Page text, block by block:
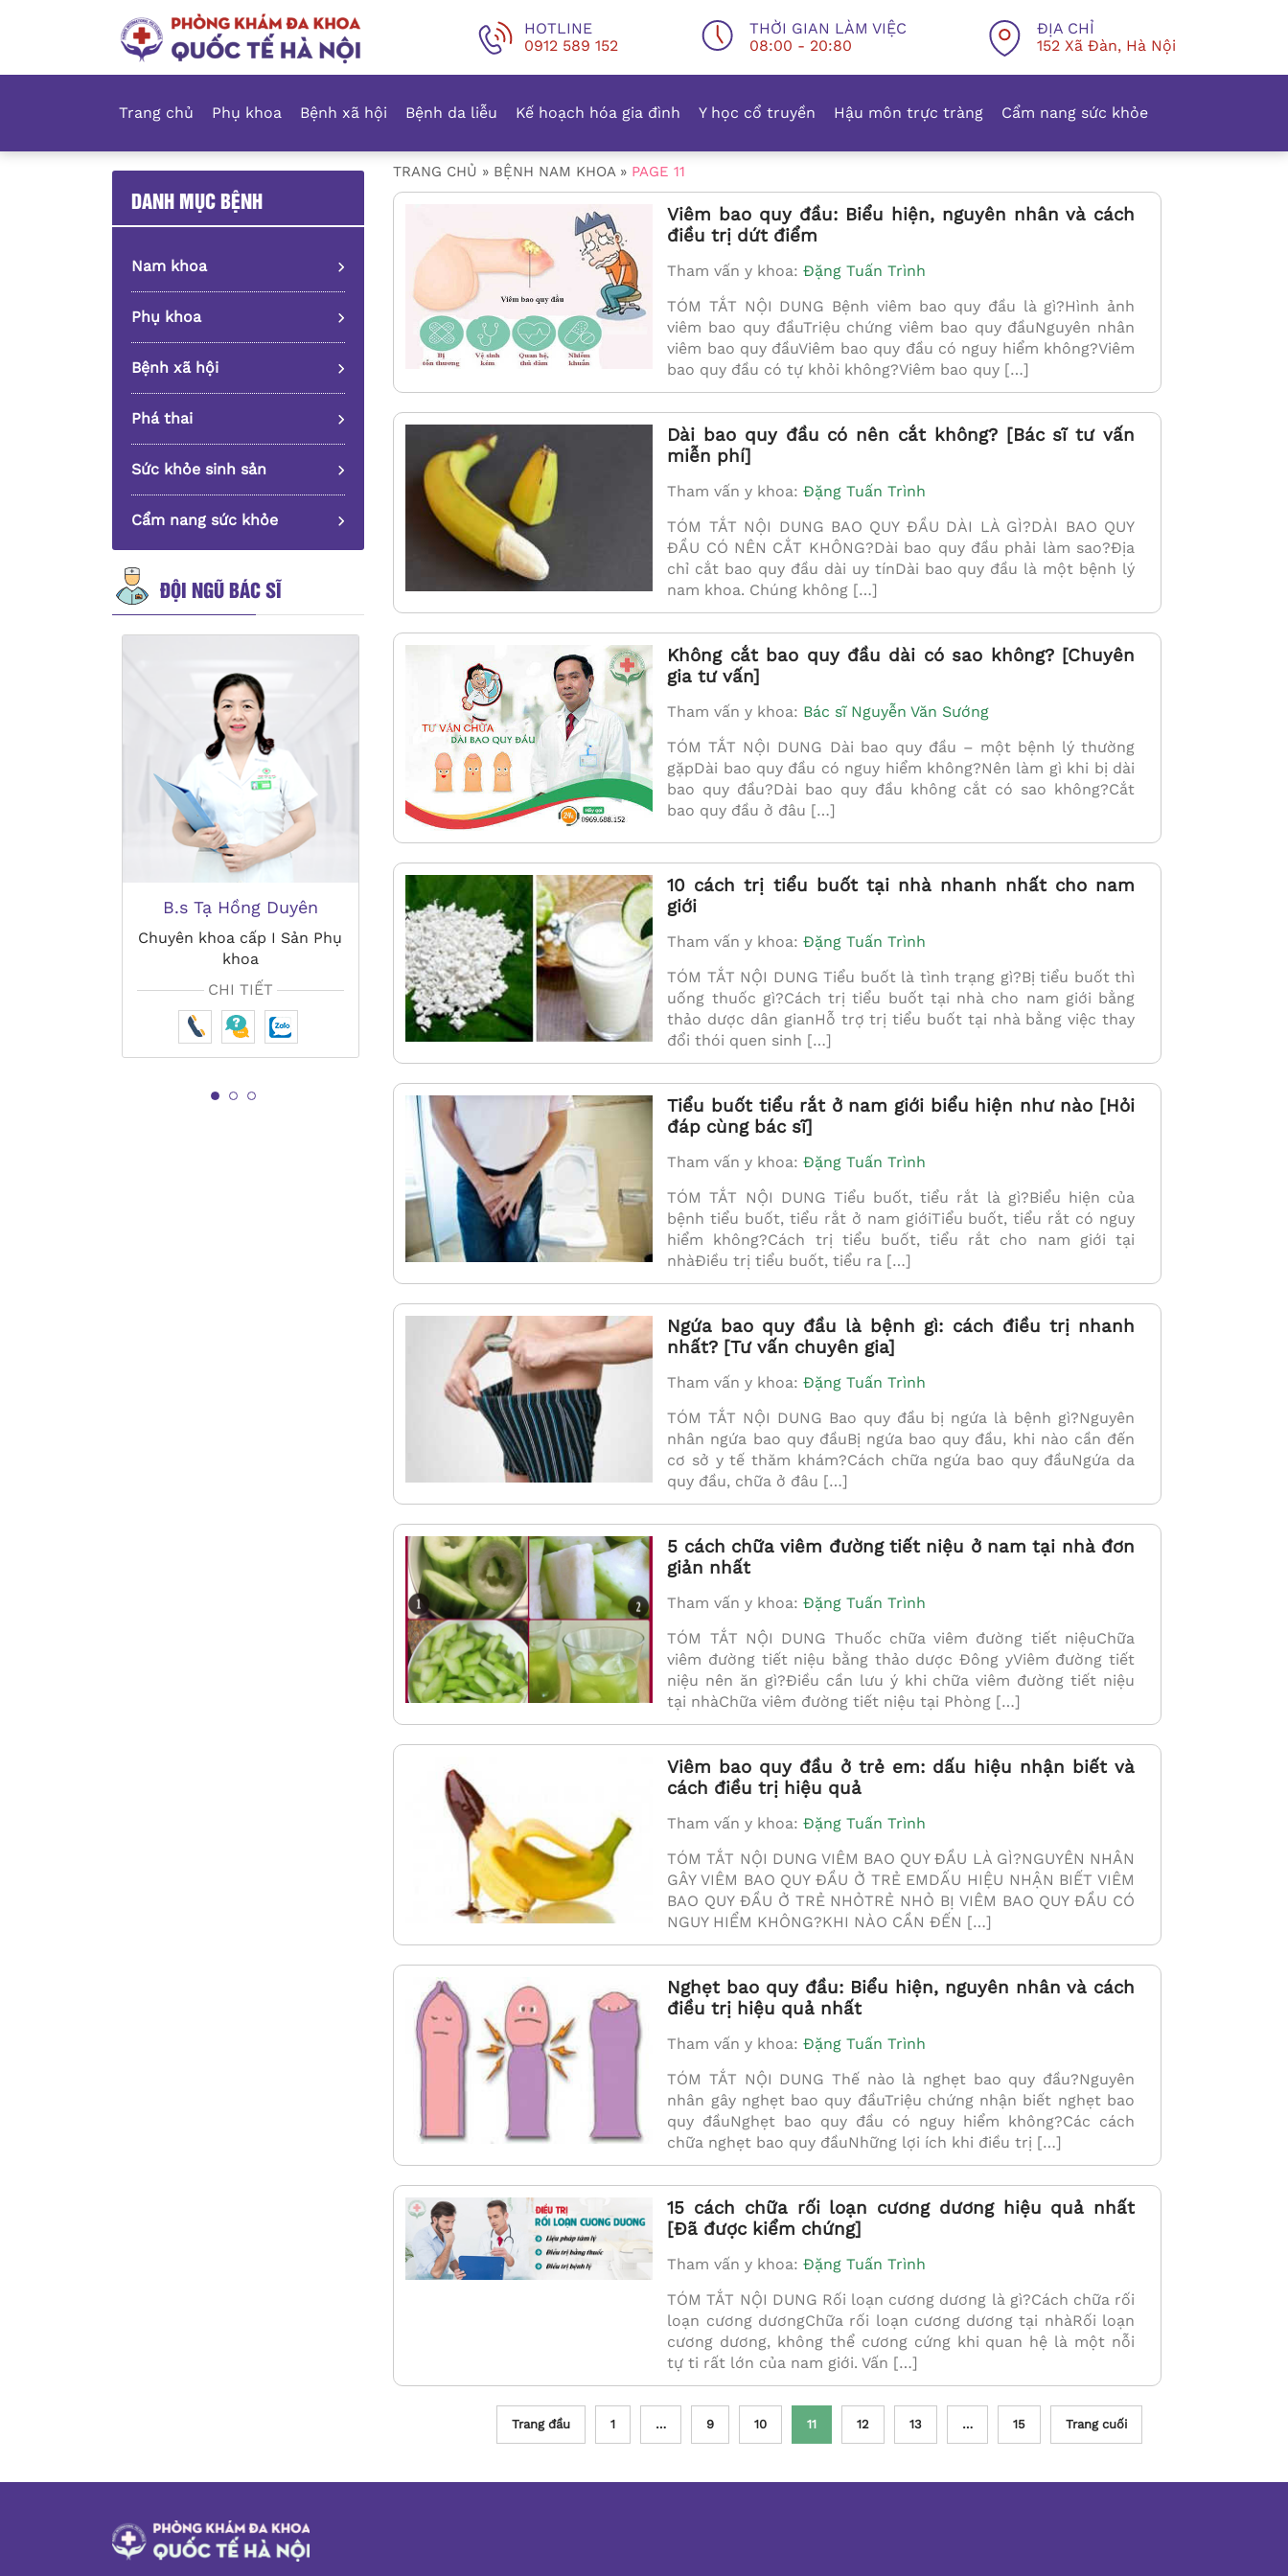
HOTLINE
0912 589 152
THỜI GIAN LÀM VIỆC
08:00 - 20:80
ĐỊA CHỈ
152 Xã Đàn, Hà Nội
Trang chủ Phụ khoa Bệnh xã hội Bệnh da liễu Kế hoạch hóa gia đình Y học cổ truyền Hậu môn trực tràng Cẩm nang sức khỏe
DANH MỤC BỆNH
Nam khoa
Phụ khoa
Bệnh xã hội
Phá thai
Sức khỏe sinh sản
Cẩm nang sức khỏe
ĐỘI NGŨ BÁC SĨ
B.s Tạ Hồng Duyên
Chuyên khoa cấp I Sản Phụ
CHI TIẾT
Bs. Nguyễn Thị Phương
Loan
Chuyên khoa cấp I Sản Phụ
khoa
CHI TIẾT
Bs. Bùi Thị Hường
Chuyên khoa cấp I Sản Phụ
CHI TIẾT
Chuyên khoa cấp I Sản Phụ
CHI TIẾT
TRANG CHỦ » BỆNH NAM KHOA» PAGE 11
Viêm bao quy đầu: Biểu hiện, nguyên nhân và cách
điều trị dứt điểm
Tham vấn y khoa:Đặng Tuấn Trình
TÓM TẮT NỘI DUNG Bệnh viêm bao quy đầu là gì?Hình ảnh
viêm bao quy đầuTriệu chứng viêm bao quy đầuNguyên nhân
viêm bao quy đầuViêm bao quy đầu có nguy hiểm không?Viêm
bao quy đầu có tự khỏi không?Viêm bao quy […]
Dài bao quy đầu có nên cắt không? [Bác sĩ tư vấn
miễn phí]
Tham vấn y khoa:Đặng Tuấn Trình
TÓM TẮT NỘI DUNG BAO QUY ĐẦU DÀI LÀ GÌ?DÀI BAO QUY
ĐẦU CÓ NÊN CẮT KHÔNG?Dài bao quy đầu phải làm sao?Địa
chỉ cắt bao quy đầu dài uy tínDài bao quy đầu là một bệnh lý
nam khoa. Chúng không […]
Không cắt bao quy đầu dài có sao không? [Chuyên
gia tư vấn]
Tham vấn y khoa: Bác sĩ Nguyễn Văn Sướng
TÓM TẮT NỘI DUNG Dài bao quy đầu – một bệnh lý thường
gặpDài bao quy đầu có nguy hiểm không?Nên làm gì khi bị dài
bao quy đầu?Dài bao quy đầu không cắt có sao không?Cắt
bao quy đầu ở đâu […]
10 cách trị tiểu buốt tại nhà nhanh nhất cho nam
giới
Tham vấn y khoa:Đặng Tuấn Trình
TÓM TẮT NỘI DUNG Tiểu buốt là tình trạng gì?Bị tiểu buốt thì
uống thuốc gì?Cách trị tiểu buốt tại nhà cho nam giới bằng
thảo dược dân gianHỗ trợ trị tiểu buốt tại nhà bằng việc thay
đổi thói quen sinh […]
Tiểu buốt tiểu rắt ở nam giới biểu hiện như nào [Hỏi
đáp cùng bác sĩ]
Tham vấn y khoa:Đặng Tuấn Trình
TÓM TẮT NỘI DUNG Tiểu buốt, tiểu rắt là gì?Biểu hiện của
bệnh tiểu buốt, tiểu rắt ở nam giớiTiểu buốt, tiểu rắt có nguy
hiểm không?Cách trị tiểu buốt, tiểu rắt cho nam giới tại
nhàĐiều trị tiểu buốt, tiểu ra […]
Ngứa bao quy đầu là bệnh gì: cách điều trị nhanh
nhất? [Tư vấn chuyên gia]
Tham vấn y khoa:Đặng Tuấn Trình
TÓM TẮT NỘI DUNG Bao quy đầu bị ngứa là bệnh gì?Nguyên
nhân ngứa bao quy đầuBị ngứa bao quy đầu, khi nào cần đến
cơ sở y tế thăm khám?Cách chữa ngứa bao quy đầuNgứa da
quy đầu, chữa ở đâu […]
5 cách chữa viêm đường tiết niệu ở nam tại nhà đơn
giản nhất
Tham vấn y khoa:Đặng Tuấn Trình
TÓM TẮT NỘI DUNG Thuốc chữa viêm đường tiết niệuChữa
viêm đường tiết niệu bằng thảo dược Đông yViêm đường tiết
niệu nên ăn gì?Điều cần lưu ý khi chữa viêm đường tiết niệu
tại nhàChữa viêm đường tiết niệu tại Phòng […]
Viêm bao quy đầu ở trẻ em: dấu hiệu nhận biết và
cách điều trị hiệu quả
Tham vấn y khoa:Đặng Tuấn Trình
TÓM TẮT NỘI DUNG VIÊM BAO QUY ĐẦU LÀ GÌ?NGUYÊN NHÂN
GÂY VIÊM BAO QUY ĐẦU Ở TRẺ EMDẤU HIỆU NHẬN BIẾT VIÊM
BAO QUY ĐẦU Ở TRẺ NHỎTRẺ NHỎ BỊ VIÊM BAO QUY ĐẦU CÓ
NGUY HIỂM KHÔNG?KHI NÀO CẦN ĐẾN […]
Nghẹt bao quy đầu: Biểu hiện, nguyên nhân và cách
điều trị hiệu quả nhất
Tham vấn y khoa:Đặng Tuấn Trình
TÓM TẮT NỘI DUNG Thế nào là nghẹt bao quy đầu?Nguyên
nhân gây nghẹt bao quy đầuTriệu chứng nhận biết nghẹt bao
quy đầuNghẹt bao quy đầu có nguy hiểm không?Các cách
chữa nghẹt bao quy đầuNhững lợi ích khi điều trị […]
15 cách chữa rối loạn cương dương hiệu quả nhất
[Đã được kiểm chứng]
Tham vấn y khoa:Đặng Tuấn Trình
TÓM TẮT NỘI DUNG Rối loạn cương dương là gì?Cách chữa rối
loạn cương dươngChữa rối loạn cương dương tại nhàRối loạn
cương dương, không thể cương cứng khi quan hệ là một nỗi
tự ti rất lớn của nam giới. Vấn […]
Trang đầu 1 … 9 10 11 12 13 … 15 Trang cuối